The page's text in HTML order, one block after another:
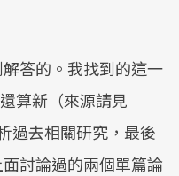
答的。我找到的這一
算新（來源請見
過去相關研究，最後
討論過的兩個單篇論